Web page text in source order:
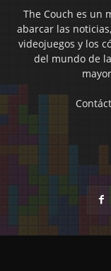
The Couch es un
abarcar las
videojuegos y los
del mundo de